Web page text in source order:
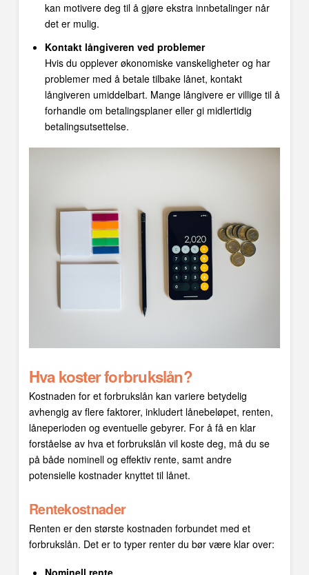
kan motivere deg til å gjøre ekstra innbetalinger når
det er mulig.
Kontakt långiveren ved problemer
Hvis du opplever økonomiske vanskeligheter og har
problemer med å betale tilbake lånet, kontakt
långiveren umiddelbart. Mange långivere er villige til å
forhandle om betalingsplaner eller gi midlertidig
betalingsutsettelse.
Hva koster forbrukslån?
Kostnaden for et forbrukslån kan variere betydelig
avhengig av flere faktorer, inkludert lånebeløpet, renten,
låneperioden og eventuelle gebyrer. For å få en klar
forståelse av hva et forbrukslån vil koste deg, må du se
på både nominell og effektiv rente, samt andre
potensielle kostnader knyttet til lånet.
Rentekostnader
Renten er den største kostnaden forbundet med et
forbrukslån. Det er to typer renter du bør være klar over: